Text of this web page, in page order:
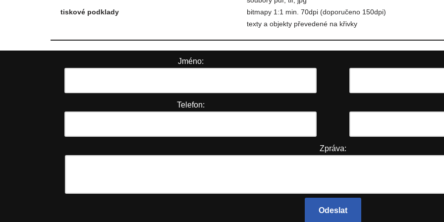
tiskové podklady
bitmapy 1:1 min. 70dpi (doporučeno 150dpi)
texty a objekty převedené na křivky
Jméno:
Telefon:
Zpráva: